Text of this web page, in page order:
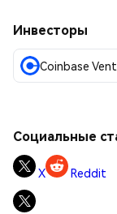
Инвесторы
Coinbase
Социальные
X Reddit